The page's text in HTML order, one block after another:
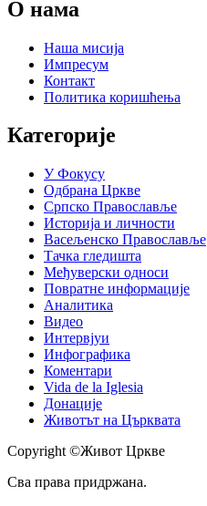
О нама
Наша мисија
Импресум
Контакт
Политика коришћења
Категорије
У Фокусу
Одбрана Цркве
Српско Православље
Историја и личности
Васељенско Православље
Тачка гледишта
Међуверски односи
Повратне информације
Аналитика
Видео
Интервјуи
Инфографика
Коментари
Vida de la Iglesia
Донације
Животът на Църквата
Copyright ©Живот Цркве
Сва права придржана.